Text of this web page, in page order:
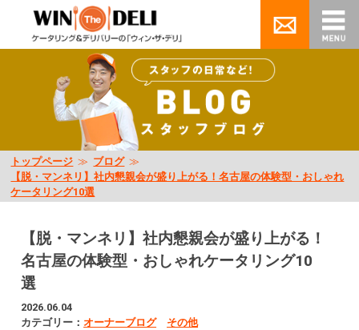
トップページ ≫ ブログ≫
【脱・マンネリ】社内懇親会が盛り上がる！名古屋の体験型・おしゃれ
ケータリング10選
【脱・マンネリ】社内懇親会が盛り上がる！
名古屋の体験型・おしゃれケータリング10
選
2026.06.04
カテゴリー：オーナーブログ その他